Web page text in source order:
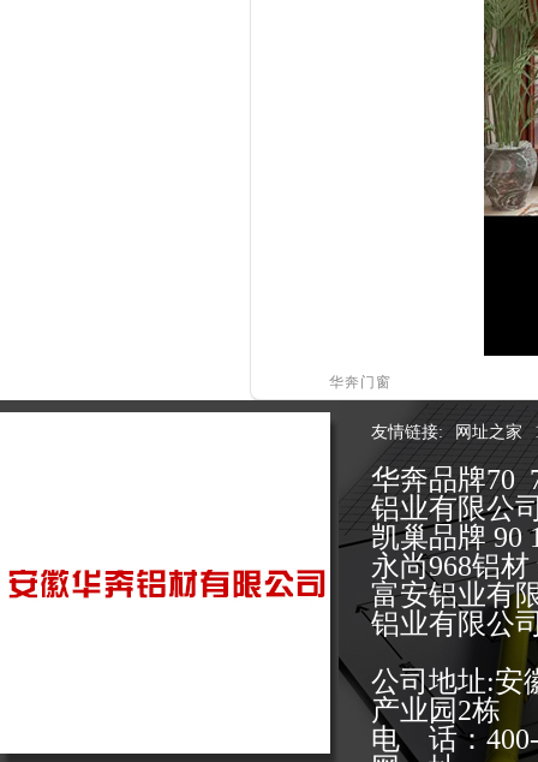
华奔门窗
友情链接: 网址之家
华奔品牌70
铝业有限公
凯巢品牌 90
永尚968铝
富安铝业有
铝业有限公
公司地址:安
产业园2栋
电 话：400-